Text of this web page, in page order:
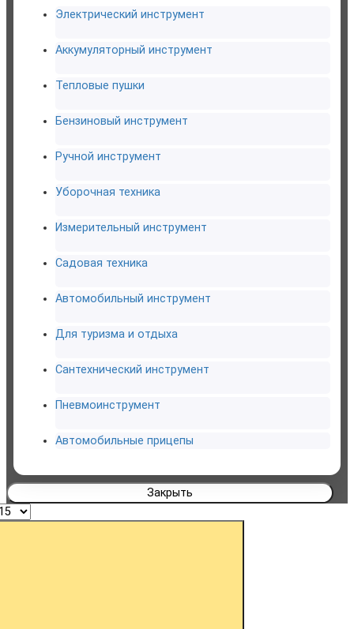
Электрический инструмент
Аккумуляторный инструмент
Тепловые пушки
Бензиновый инструмент
Ручной инструмент
Уборочная техника
Измерительный инструмент
Садовая техника
Автомобильный инструмент
Для туризма и отдыха
Сантехнический инструмент
Пневмоинструмент
Автомобильные прицепы
Закрыть